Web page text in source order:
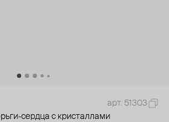
арт. 51303
сердца с кристаллами